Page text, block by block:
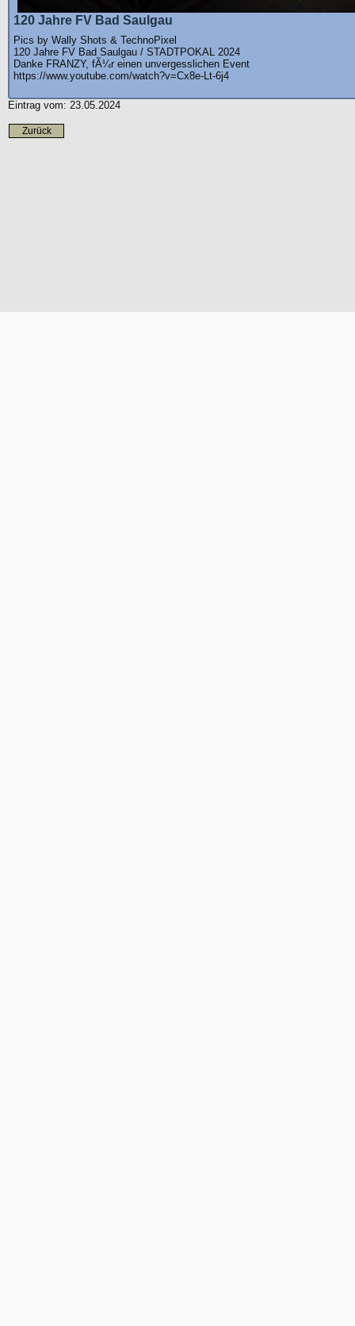
120 Jahre FV Bad Saulgau
Pics by Wally Shots & TechnoPixel
120 Jahre FV Bad Saulgau / STADTPOKAL 2024
Danke FRANZY, fÃ¼r einen unvergesslichen Event
https://www.youtube.com/watch?v=Cx8e-Lt-6j4
Eintrag vom: 23.05.2024